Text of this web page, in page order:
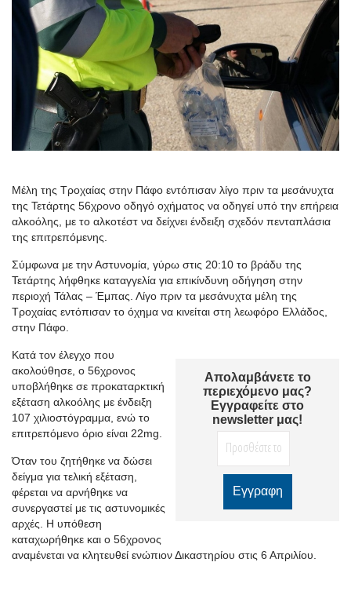
Μέλη της Τροχαίας στην Πάφο εντόπισαν λίγο πριν τα μεσάνυχτα
της Τετάρτης 56χρονο οδηγό οχήματος να οδηγεί υπό την επήρεια
αλκοόλης, με το αλκοτέστ να δείχνει ένδειξη σχεδόν πενταπλάσια
της επιτρεπόμενης.
Σύμφωνα με την Αστυνομία, γύρω στις 20:10 το βράδυ της
Τετάρτης λήφθηκε καταγγελία για επικίνδυνη οδήγηση στην
περιοχή Τάλας – Έμπας. Λίγο πριν τα μεσάνυχτα μέλη της
Τροχαίας εντόπισαν το όχημα να κινείται στη λεωφόρο Ελλάδος,
στην Πάφο.
Απολαμβάνετε το
περιεχόμενο μας?
Εγγραφείτε στο
newsletter μας!
Κατά τον έλεγχο που
ακολούθησε, ο 56χρονος
υποβλήθηκε σε προκαταρκτική
εξέταση αλκοόλης με ένδειξη
107 χιλιοστόγραμμα, ενώ το
επιτρεπόμενο όριο είναι 22mg.
Όταν του ζητήθηκε να δώσει
δείγμα για τελική εξέταση,
φέρεται να αρνήθηκε να
συνεργαστεί με τις αστυνομικές
αρχές. Η υπόθεση
καταχωρήθηκε και ο 56χρονος
αναμένεται να κλητευθεί ενώπιον Δικαστηρίου στις 6 Απριλίου.